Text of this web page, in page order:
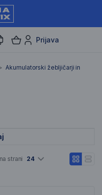
Prijava
Akumulatorski žebljičarji in
strani 24